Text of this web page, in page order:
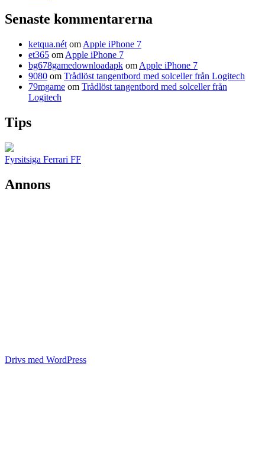
Senaste kommentarerna
ketqua.nét om Apple iPhone 7
et365 om Apple iPhone 7
bg678gamedownloadapk om Apple iPhone 7
9080 om Trådlöst tangentbord med solceller från Logitech
79mgame om Trådlöst tangentbord med solceller från
Logitech
Tips
Fyrsitsiga Ferrari FF
Annons
Drivs med WordPress